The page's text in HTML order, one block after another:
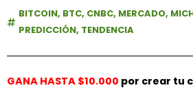
BITCOIN, BTC, CNBC, MERCADO,
PREDICCIÓN, TENDENCIA
GANA HASTA $10.000 por crear tu